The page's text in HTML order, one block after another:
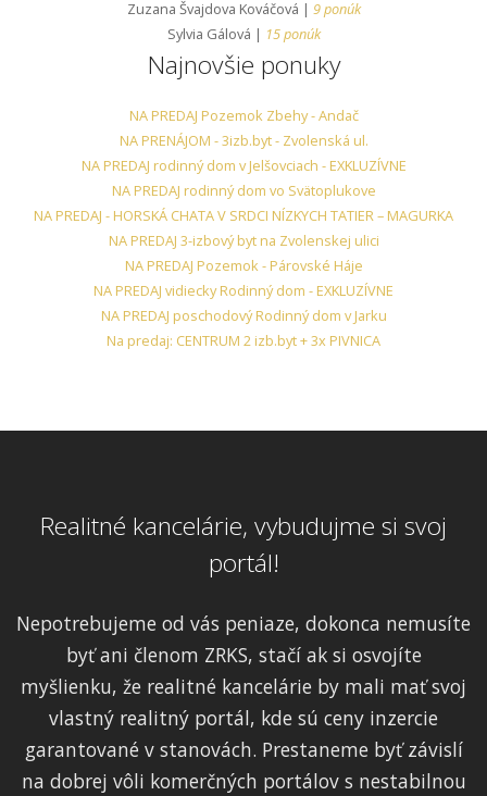
Zuzana Švajdova Kováčová | 9 ponúk
Sylvia Gálová | 15 ponúk
Najnovšie ponuky
NA PREDAJ Pozemok Zbehy - Andač
NA PRENÁJOM - 3izb.byt - Zvolenská ul.
NA PREDAJ rodinný dom v Jelšovciach - EXKLUZÍVNE
NA PREDAJ rodinný dom vo Svätoplukove
NA PREDAJ - HORSKÁ CHATA V SRDCI NÍZKYCH TATIER – MAGURKA
NA PREDAJ 3-izbový byt na Zvolenskej ulici
NA PREDAJ Pozemok - Párovské Háje
NA PREDAJ vidiecky Rodinný dom - EXKLUZÍVNE
NA PREDAJ poschodový Rodinný dom v Jarku
Na predaj: CENTRUM 2 izb.byt + 3x PIVNICA
Realitné kancelárie, vybudujme si svoj
portál!
Nepotrebujeme od vás peniaze, dokonca nemusíte
byť ani členom ZRKS, stačí ak si osvojíte
myšlienku, že realitné kancelárie by mali mať svoj
vlastný realitný portál, kde sú ceny inzercie
garantované v stanovách. Prestaneme byť závislí
na dobrej vôli komerčných portálov s nestabilnou